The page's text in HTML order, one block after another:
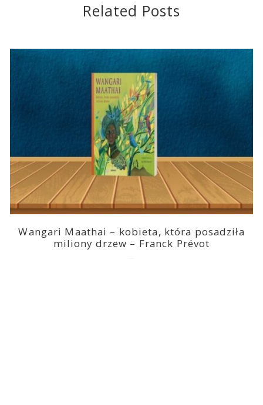
Related Posts
Wangari Maathai – kobieta, która posadziła
miliony drzew – Franck Prévot